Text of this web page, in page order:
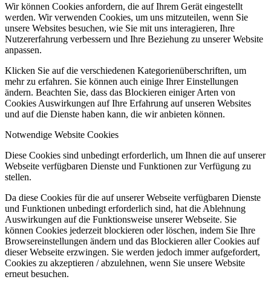
Wir können Cookies anfordern, die auf Ihrem Gerät eingestellt
werden. Wir verwenden Cookies, um uns mitzuteilen, wenn Sie
unsere Websites besuchen, wie Sie mit uns interagieren, Ihre
Nutzererfahrung verbessern und Ihre Beziehung zu unserer Website
anpassen.
Klicken Sie auf die verschiedenen Kategorienüberschriften, um
mehr zu erfahren. Sie können auch einige Ihrer Einstellungen
ändern. Beachten Sie, dass das Blockieren einiger Arten von
Cookies Auswirkungen auf Ihre Erfahrung auf unseren Websites
und auf die Dienste haben kann, die wir anbieten können.
Notwendige Website Cookies
Diese Cookies sind unbedingt erforderlich, um Ihnen die auf unserer
Webseite verfügbaren Dienste und Funktionen zur Verfügung zu
stellen.
Da diese Cookies für die auf unserer Webseite verfügbaren Dienste
und Funktionen unbedingt erforderlich sind, hat die Ablehnung
Auswirkungen auf die Funktionsweise unserer Webseite. Sie
können Cookies jederzeit blockieren oder löschen, indem Sie Ihre
Browsereinstellungen ändern und das Blockieren aller Cookies auf
dieser Webseite erzwingen. Sie werden jedoch immer aufgefordert,
Cookies zu akzeptieren / abzulehnen, wenn Sie unsere Website
erneut besuchen.